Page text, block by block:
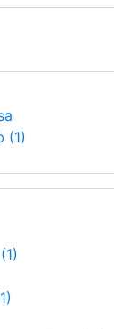
(1)
(1)